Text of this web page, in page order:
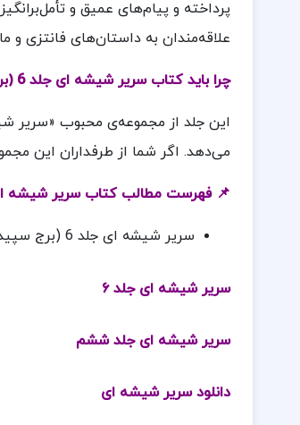
پرداخته و پیام‌های عمیق و
علاقه‌مندان به داستان‌های فانتزی و
چرا باید کتاب سریر شیشه ای جلد 6 (برج سپیده دم) سارا جی. ماس خریداری کنیم؟
این جلد از مجموعه‌ی محبوب «سریر
می‌دهد. اگر شما از طرفداران این
📌 فهرست مطالب کتاب سریر شیشه ای جلد 6 (برج سپیده دم)
سریر شیشه ای جلد 6 (برج سپیده دم) سارا جی. ماس
سریر شیشه ای جلد ۶
سریر شیشه ای جلد ششم
دانلود سریر شیشه ای